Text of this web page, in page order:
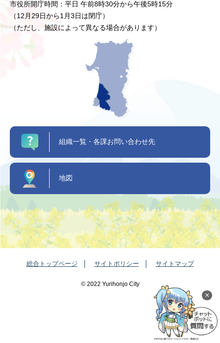
×
市役所開庁時間：平日 午前8時30分から午後5時15分
（12月29日から1月3日は閉庁）
（ただし、施設によって異なる場合があります）
組織一覧・各課お問い合わせ先
地図
総合トップページ サイトポリシー サイトマップ
©️ 2022 Yurihonjo City